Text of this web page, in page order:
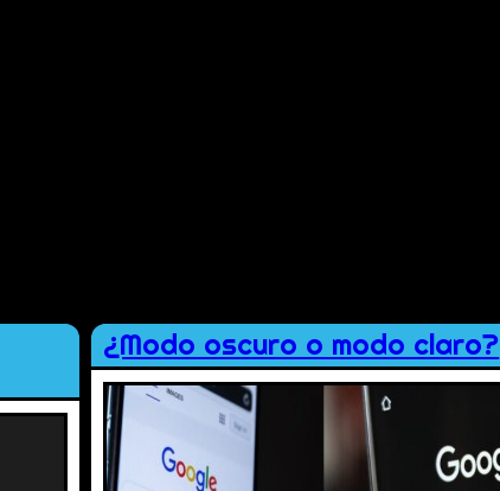
¿Modo oscuro o modo claro?